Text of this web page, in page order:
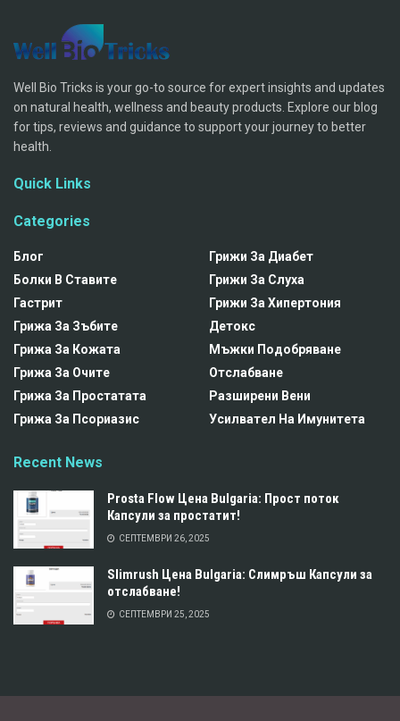
Well Bio Tricks is your go-to source for expert insights and updates
on natural health, wellness and beauty products. Explore our blog
for tips, reviews and guidance to support your journey to better
health.
Quick Links
Categories
Блог
Болки В Ставите
Гастрит
Грижа За Зъбите
Грижа За Кожата
Грижа За Очите
Грижа За Простатата
Грижа За Псориазис
Грижи За Диабет
Грижи За Слуха
Грижи За Хипертония
Детокс
Мъжки Подобряване
Отслабване
Разширени Вени
Усилвател На Имунитета
Recent News
Prosta Flow Цена Bulgaria: Прост поток
Капсули за простатит!
СЕПТЕМВРИ 26, 2025
Slimrush Цена Bulgaria: Слимръш Капсули за
отслабване!
СЕПТЕМВРИ 25, 2025